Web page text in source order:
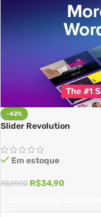
-42%
Slider Revolution
Em estoque
R$59,90 R$34,90